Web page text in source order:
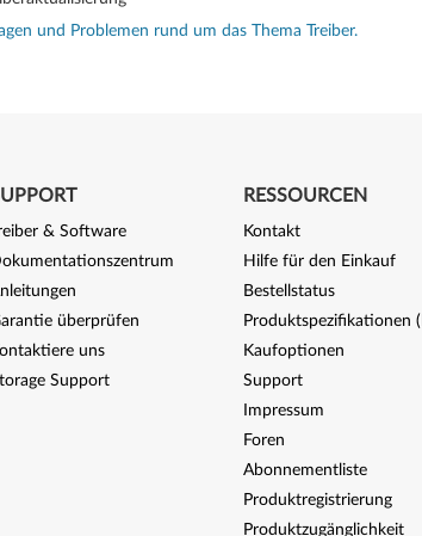
und Problemen rund um das Thema Treiber.
& Software
überprüfen
uns
Support
RESSOURCEN
Kontakt
Hilfe für den Einkauf
Bestellstatus
Produktspezifikationen
Kaufoptionen
Support
Impressum
Foren
Abonnementliste
Produktregistrierung
Produktzugänglichkeit